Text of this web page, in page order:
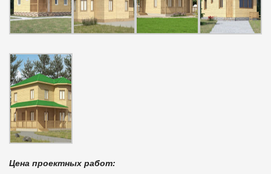
Цена проектных работ: